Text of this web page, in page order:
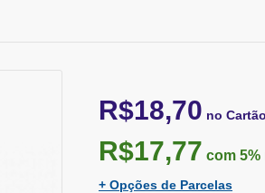
R$18,70 no
R$17,77 com 5%
+ Opções de Parcelas